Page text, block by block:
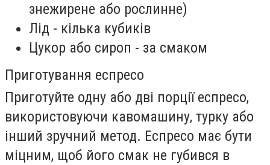
знежирене або рослинне)
Лід - кілька кубиків
Цукор або сироп - за смаком
Приготування еспресо
Приготуйте одну або дві порції еспресо,
використовуючи кавомашину, турку або
інший зручний метод. Еспресо має бути
міцним, щоб його смак не губився в